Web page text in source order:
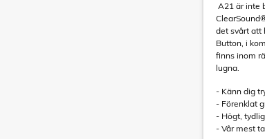
A21 är inte
det svårt att
Button, i
finns inom
lugna.
- Känn dig
- Förenklat
- Högt,
- Vår mest